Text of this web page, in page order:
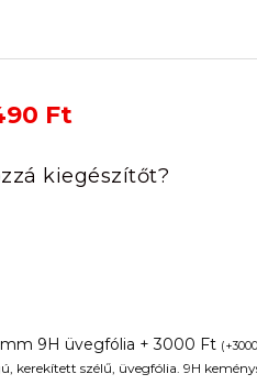
Ft.
Ft
is:
4490 Ft.
kiegészítőt?
9H üvegfólia + 3000 Ft (+3000
kerekített szélű, üvegfólia. 9H